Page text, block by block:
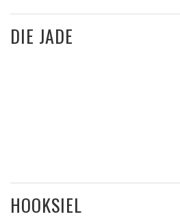
DIE JADE
HOOKSIEL